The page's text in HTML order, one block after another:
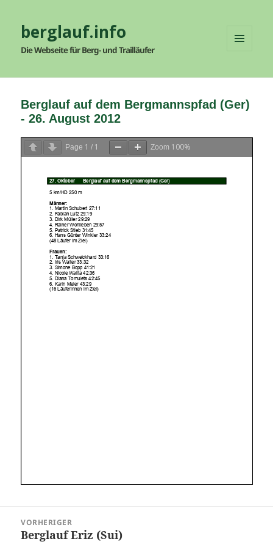
berglauf.info
Die Webseite für Berg- und Trailläufer
WIDGETS
Berglauf auf dem Bergmannspfad (Ger)
- 26. August 2012
Page 1 / 1 Zoom 100%
VORHERIGER
Vorheriger
Berglauf Eriz (Sui)